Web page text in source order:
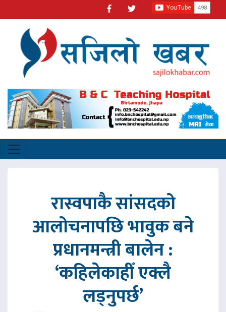
रास्वपाकै सांसदको
आलोचनापछि भावुक बने
प्रधानमन्त्री बालेन :
‘कहिलेकाहीँ एक्लै
लड्नुपर्छ’